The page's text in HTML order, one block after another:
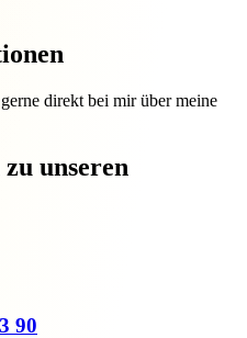
direkt bei mir über meine
unseren
90